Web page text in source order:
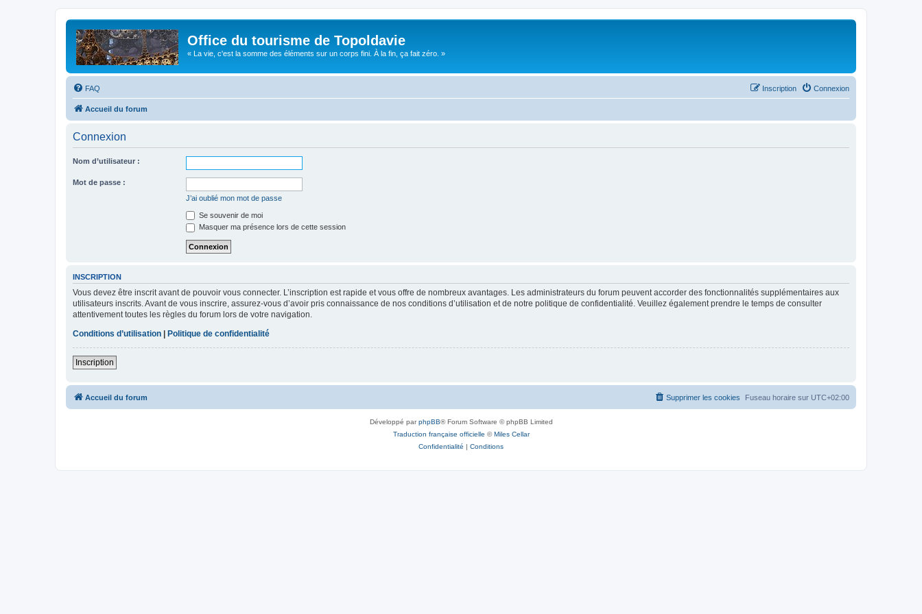
Office du tourisme de Topoldavie
« La vie, c'est la somme des éléments sur un corps fini. À la fin, ça fait zéro. »
FAQ Connexion
Inscription
Accueil du forum
Connexion
Nom d’utilisateur :
Mot de passe :
J’ai oublié mon mot de passe
Se souvenir de moi
Masquer ma présence lors de cette session
INSCRIPTION
Vous devez être inscrit avant de pouvoir vous connecter. L’inscription est rapide et vous offre de nombreux avantages. Les administrateurs du forum peuvent accorder des fonctionnalités supplémentaires aux
utilisateurs inscrits. Avant de vous inscrire, assurez-vous d’avoir pris connaissance de nos conditions d’utilisation et de notre politique de confidentialité. Veuillez également prendre le temps de consulter
attentivement toutes les règles du forum lors de votre navigation.
Conditions d’utilisation
Politique de confidentialité
Inscription
Accueil du forum Fuseau horaire sur UTC+02:00
Supprimer les cookies
Développé parphpBB® Forum Software © phpBB Limited
Traduction française officielle ©Miles Cellar
Confidentialité | Conditions